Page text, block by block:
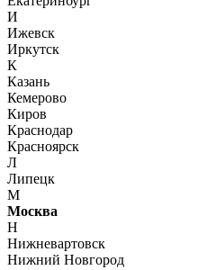
И
Ижевск
Иркутск
К
Казань
Кемерово
Киров
Краснодар
Красноярск
Л
Липецк
М
Москва
Н
Нижневартовск
Нижний Новгород